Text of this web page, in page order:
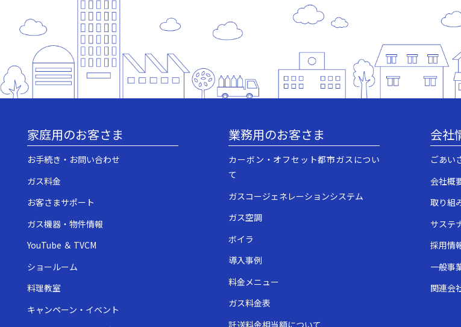
家庭用のお客さま
お手続き・お問い合わせ
ガス料金
お客さまサポート
ガス機器・物件情報
YouTube ＆ TVCM
ショールーム
料理教室
キャンペーン・イベント
業務用のお客さま
カーボン・オフセット都市ガスについ
て
ガスコージェネレーションシステム
ガス空調
ボイラ
導入事例
料金メニュー
ガス料金表
託送料金相当額について
会社
ごあい
会社概
取り組
サステ
採用情
一般事
関連会